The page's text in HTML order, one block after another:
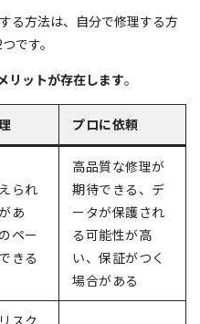
る方法は、自分で修理する方
です。
リットが存在します。
プロに依頼
られ
あ
ペー
きる
高品質な修理が
期待できる、デ
ータが保護され
る可能性が高
い、保証がつく
場合がある